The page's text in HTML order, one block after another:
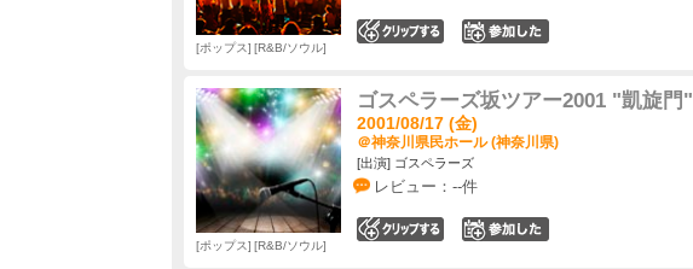
ポップス R&B/ソウル
ゴスペラーズ坂ツアー2001 "凱旋門"
2001/08/17 (金)
＠神奈川県民ホール (神奈川県)
[出演] ゴスペラーズ
レビュー：--件
ポップス R&B/ソウル